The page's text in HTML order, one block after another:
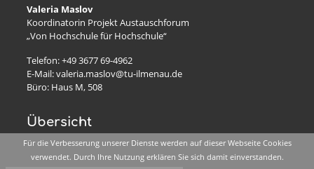
Valeria Maslov
Koordinatorin Projekt Austauschforum
„Von Hochschule für Hochschule“
Telefon: +49 3677 69-4962
E-Mail: valeria.maslov@tu-ilmenau.de
Büro: Haus M, 508
Übersicht
Für die Verbesserung unserer Dienste werden auf dieser Webseite Cookies
verwendet. Durch Ihre Nutzung erklären Sie sich damit einverstanden.